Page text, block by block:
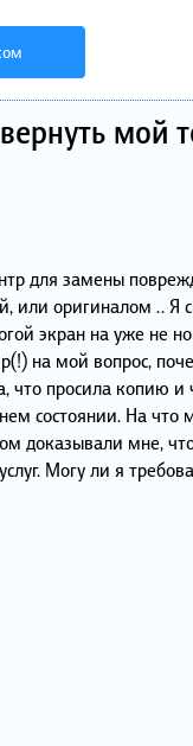
для замены
или оригиналом .. Я
экран на уже
на мой вопрос,
что просила копию
состоянии. На что
доказывали мне,
Могу ли я